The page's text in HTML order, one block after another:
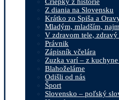
Z diania na Slovensku
Krátko zo Spiša a
Mladým, mladším,
V zdravom tele, zdravý
Právnik
Zápisník včelára
Zuzka varí – z kuchyne
Blahoželáme
Odišli od nás
Šport
Slovensko – poľský